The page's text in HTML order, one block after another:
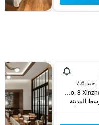
جيد 7.6
No. 8 Xinzhong West Street, بكين, الصين